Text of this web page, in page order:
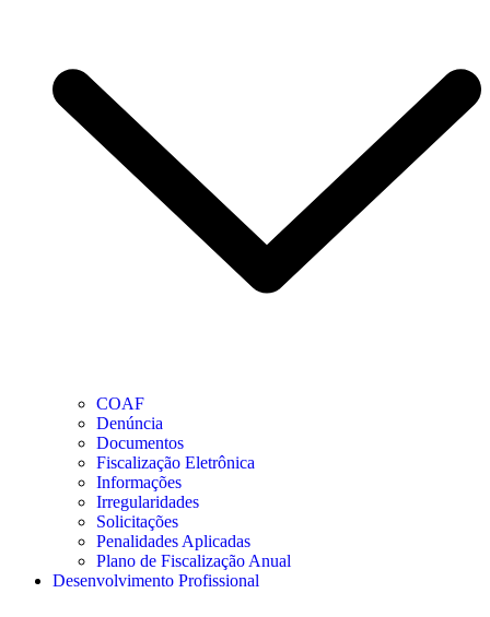
COAF
Denúncia
Documentos
Fiscalização Eletrônica
Informações
Irregularidades
Solicitações
Penalidades Aplicadas
Plano de Fiscalização Anual
Desenvolvimento Profissional